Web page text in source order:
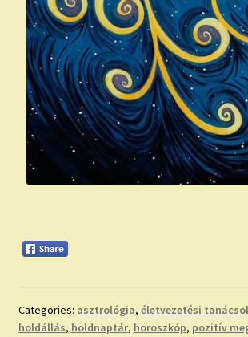
Categories: asztrológia, életvezetési
holdállás, holdnaptár, horoszkóp, pozitív